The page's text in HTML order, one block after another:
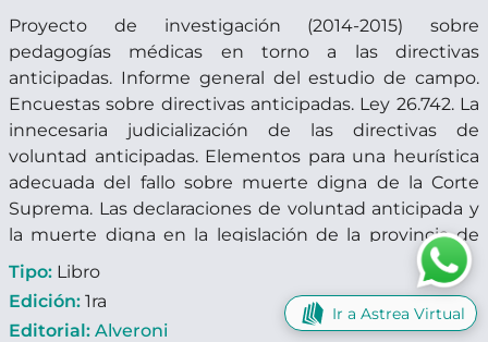
Proyecto de investigación (2014-2015) sobre
pedagogías médicas en torno a las directivas
anticipadas. Informe general del estudio de campo.
Encuestas sobre directivas anticipadas. Ley 26.742. La
innecesaria judicialización de las directivas de
voluntad anticipadas. Elementos para una heurística
adecuada del fallo sobre muerte digna de la Corte
Suprema. Las declaraciones de voluntad anticipada y
la muerte digna en la legislación de la provincia de
Córdoba.
Tipo: Libro
Edición: 1ra
Editorial: Alveroni
Ir a Astrea Virtual